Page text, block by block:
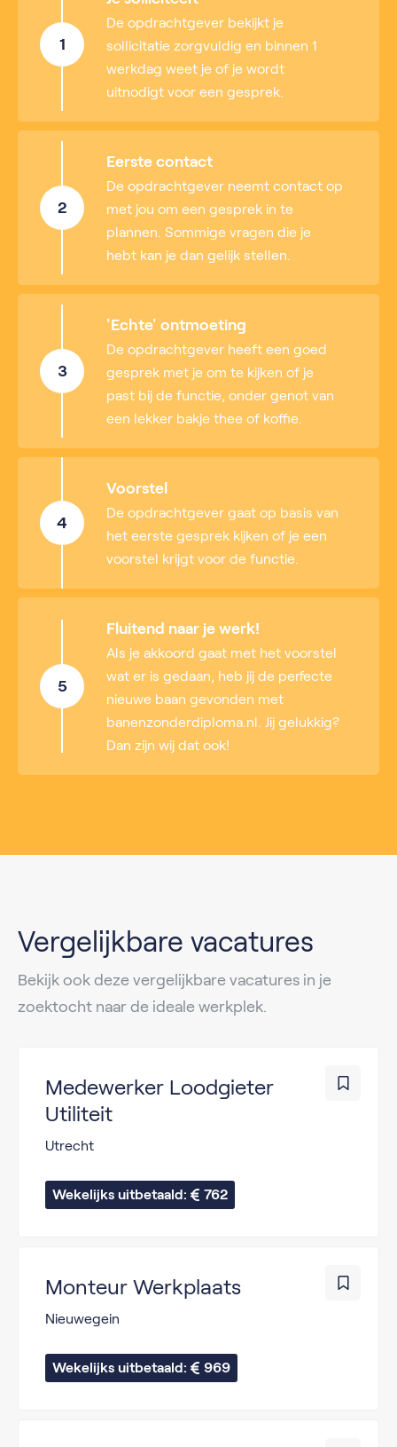
1
De opdrachtgever bekijkt je
sollicitatie zorgvuldig en binnen 1
werkdag weet je of je wordt
uitnodigt voor een gesprek.
2
Eerste contact
De opdrachtgever neemt contact op
met jou om een gesprek in te
plannen. Sommige vragen die je
hebt kan je dan gelijk stellen.
3
'Echte' ontmoeting
De opdrachtgever heeft een goed
gesprek met je om te kijken of je
past bij de functie, onder genot van
een lekker bakje thee of koffie.
4
Voorstel
De opdrachtgever gaat op basis van
het eerste gesprek kijken of je een
voorstel krijgt voor de functie.
5
Fluitend naar je werk!
Als je akkoord gaat met het voorstel
wat er is gedaan, heb jij de perfecte
nieuwe baan gevonden met
banenzonderdiploma.nl. Jij gelukkig?
Dan zijn wij dat ook!
Vergelijkbare vacatures
Bekijk ook deze vergelijkbare vacatures in je
zoektocht naar de ideale werkplek.
Medewerker Loodgieter
Utiliteit
Utrecht
Wekelijks uitbetaald: 762
Monteur Werkplaats
Nieuwegein
Wekelijks uitbetaald: 969